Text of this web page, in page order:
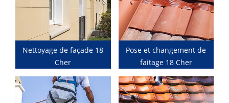
Nettoyage de façade 18
Cher
Pose et changement de
faitage 18 Cher